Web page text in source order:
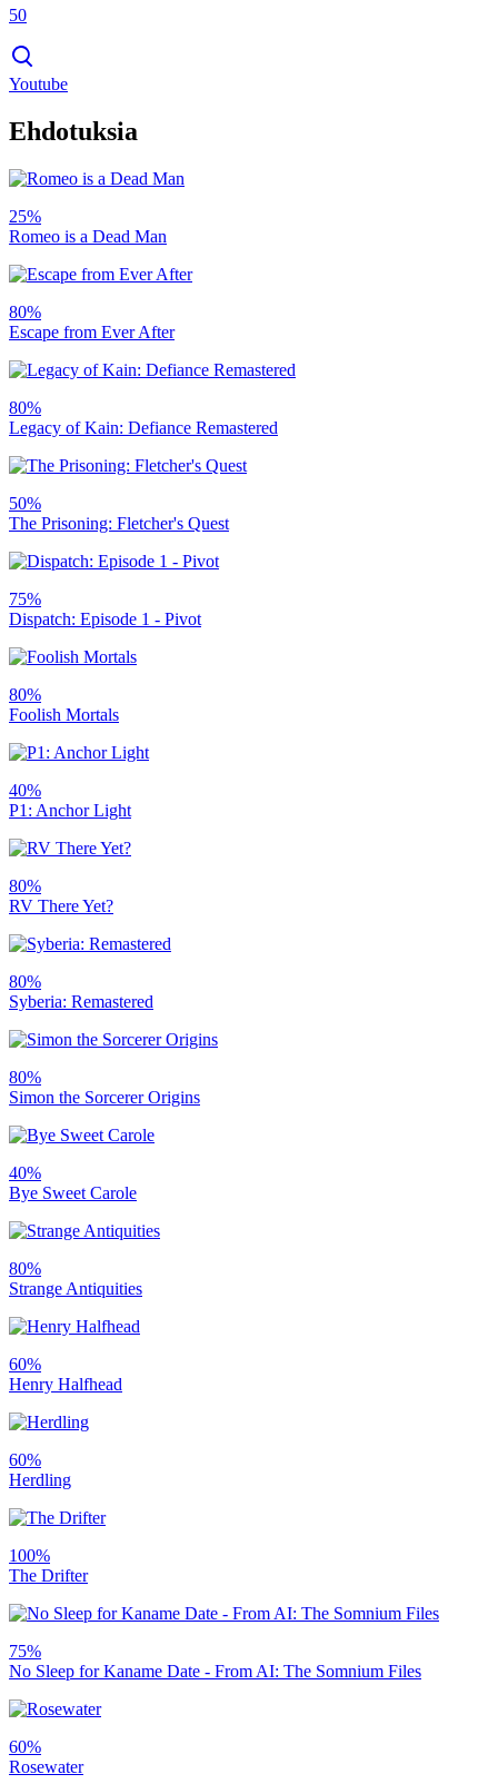
50
Youtube
Ehdotuksia
25%
Romeo is a Dead Man
80%
Escape from Ever After
80%
Legacy of Kain: Defiance Remastered
50%
The Prisoning: Fletcher's Quest
75%
Dispatch: Episode 1 - Pivot
80%
Foolish Mortals
40%
P1: Anchor Light
80%
RV There Yet?
80%
Syberia: Remastered
80%
Simon the Sorcerer Origins
40%
Bye Sweet Carole
80%
Strange Antiquities
60%
Henry Halfhead
60%
Herdling
100%
The Drifter
75%
No Sleep for Kaname Date - From AI: The Somnium Files
60%
Rosewater